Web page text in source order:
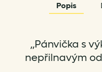
Popis
„Pánvička s
nepřilnavým